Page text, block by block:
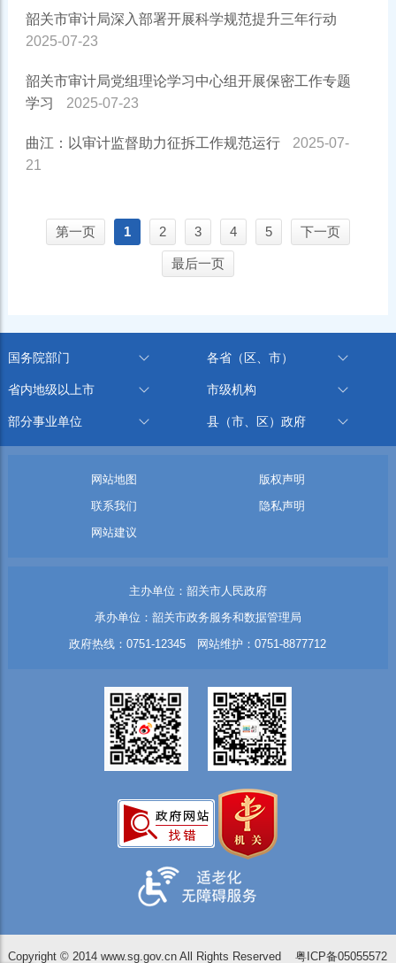
韶关市审计局深入部署开展科学规范提升三年行动
2025-07-23
韶关市审计局党组理论学习中心组开展保密工作专题
学习
2025-07-23
曲江：以审计监督助力征拆工作规范运行
2025-07-
21
第一页 1 2 3 4 5 下一页
最后一页
国务院部门 各省（区、市）
省内地级以上市 市级机构
部分事业单位 县（市、区）政府
网站地图
版权声明
联系我们
隐私声明
网站建议
主办单位：韶关市人民政府
承办单位：韶关市政务服务和数据管理局
政府热线：0751-12345 网站维护：0751-8877712
Copyright © 2014 www.sg.gov.cn All Rights Reserved粤ICP备05055572